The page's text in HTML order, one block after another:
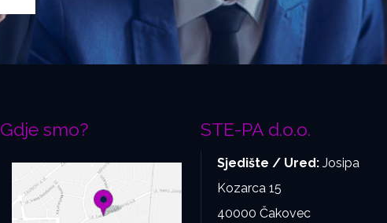
Gdje smo? STE-PA d.o.o.
Sjedište / Ured: Josipa
Kozarca 15
40000 Čakovec